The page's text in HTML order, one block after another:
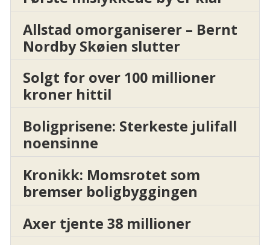
Allstad omorganiserer – Bernt
Nordby Skøien slutter
Solgt for over 100 millioner
kroner hittil
Boligprisene: Sterkeste julifall
noensinne
Kronikk: Momsrotet som
bremser boligbyggingen
Axer tjente 38 millioner